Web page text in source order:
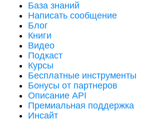
База знаний
Написать сообщение
Блог
Книги
Видео
Подкаст
Курсы
Бесплатные инструменты
Бонусы от партнеров
Описание API
Премиальная поддержка
Инсайт